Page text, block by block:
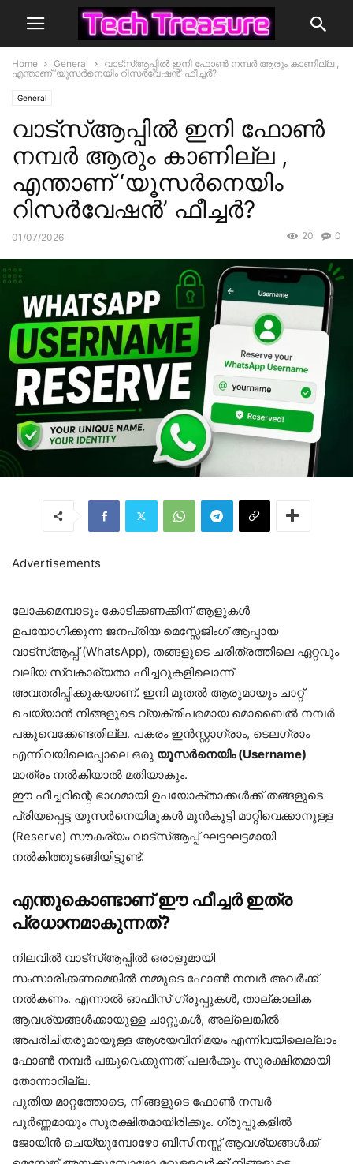
Home General
വാട്‌സ്ആപ്പിൽ ഇനി ഫോൺ നമ്പർ ആരും കാണില്ല ,
എന്താണ് ‘യൂസർനെയിം റിസർവേഷൻ’ ഫീച്ചർ?
General
വാട്‌സ്ആപ്പിൽ ഇനി ഫോൺ
നമ്പർ ആരും കാണില്ല ,
എന്താണ് ‘യൂസർനെയിം
റിസർവേഷൻ’ ഫീച്ചർ?
01/07/2026 0
20
Advertisements
ലോകമെമ്പാടും കോടിക്കണക്കിന് ആളുകൾ
ഉപയോഗിക്കുന്ന ജനപ്രിയ മെസ്സേജിംഗ് ആപ്പായ
വാട്‌സ്ആപ്പ് (WhatsApp), തങ്ങളുടെ ചരിത്രത്തിലെ ഏറ്റവും
വലിയ സ്വകാര്യതാ ഫീച്ചറുകളിലൊന്ന്
അവതരിപ്പിക്കുകയാണ്. ഇനി മുതൽ ആരുമായും ചാറ്റ്
ചെയ്യാൻ നിങ്ങളുടെ വ്യക്തിപരമായ മൊബൈൽ നമ്പർ
പങ്കുവെക്കേണ്ടതില്ല. പകരം ഇൻസ്റ്റാഗ്രാം, ടെലഗ്രാം
എന്നിവയിലെപ്പോലെ ഒരു യൂസർനെയിം (Username)
മാത്രം നൽകിയാൽ മതിയാകും.
ഈ ഫീച്ചറിന്റെ ഭാഗമായി ഉപയോക്താക്കൾക്ക് തങ്ങളുടെ
പ്രിയപ്പെട്ട യൂസർനെയിമുകൾ മുൻകൂട്ടി മാറ്റിവെക്കാനുള്ള
(Reserve) സൗകര്യം വാട്‌സ്ആപ്പ് ഘട്ടഘട്ടമായി
നൽകിത്തുടങ്ങിയിട്ടുണ്ട്.
എന്തുകൊണ്ടാണ് ഈ ഫീച്ചർ ഇത്ര
പ്രധാനമാകുന്നത്?
നിലവിൽ വാട്‌സ്ആപ്പിൽ ഒരാളുമായി
സംസാരിക്കണമെങ്കിൽ നമ്മുടെ ഫോൺ നമ്പർ അവർക്ക്
നൽകണം. എന്നാൽ ഓഫീസ് ഗ്രൂപ്പുകൾ, താല്കാലിക
ആവശ്യങ്ങൾക്കായുള്ള ചാറ്റുകൾ, അല്ലെങ്കിൽ
അപരിചിതരുമായുള്ള ആശയവിനിമയം എന്നിവയിലെല്ലാം
ഫോൺ നമ്പർ പങ്കുവെക്കുന്നത് പലർക്കും സുരക്ഷിതമായി
തോന്നാറില്ല.
പുതിയ മാറ്റത്തോടെ, നിങ്ങളുടെ ഫോൺ നമ്പർ
പൂർണ്ണമായും സുരക്ഷിതമായിരിക്കും. ഗ്രൂപ്പുകളിൽ
ജോയിൻ ചെയ്യുമ്പോഴോ ബിസിനസ്സ് ആവശ്യങ്ങൾക്ക്